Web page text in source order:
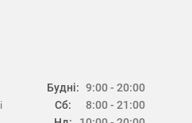
Будні:
Сб:
9:00 - 20:00
8:00 - 21:00